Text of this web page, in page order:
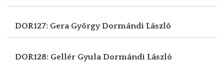
DOR127: Gera GyörgyDormándi László
DOR128: Gellér GyulaDormándi László